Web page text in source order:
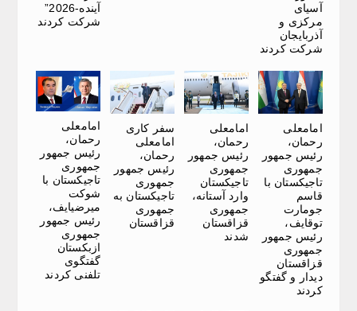
آسیای
مرکزی و
آذربایجان
شرکت کردند
آینده-2026”
شرکت کردند
امامعلی
رحمان،
رئیس جمهور
جمهوری
تاجیکستان با
قاسم
جومارت
توقایف،
رئیس جمهور
جمهوری
قزاقستان
دیدار و گفتگو
کردند
امامعلی
رحمان،
رئیس جمهور
جمهوری
تاجیکستان
وارد آستانه،
جمهوری
قزاقستان
شدند
سفر کاری
امامعلی
رحمان،
رئیس جمهور
جمهوری
تاجیکستان به
جمهوری
قزاقستان
امامعلی
رحمان،
رئیس جمهور
جمهوری
تاجیکستان با
شوکت
میرضیایف،
رئیس جمهور
جمهوری
ازبکستان
گفتگوی
تلفنی کردند